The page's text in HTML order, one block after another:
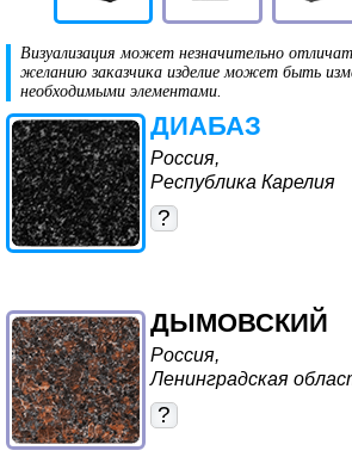
Визуализация может незначительно
желанию заказчика изделие может быть
необходимыми элементами.
ДИАБАЗ
Россия,
Республика Карелия
?
ДЫМОВСКИЙ
Россия,
Ленинградская
?